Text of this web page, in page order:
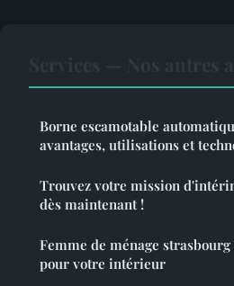
Borne escamotable
avantages, utilisations et
Trouvez votre mission
dès maintenant !
Femme de ménage
pour votre intérieur